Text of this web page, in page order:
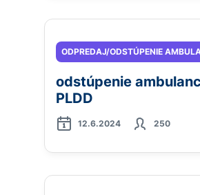
ODPREDAJ/ODSTÚPENIE
odstúpenie
PLDD
12.6.2024 250